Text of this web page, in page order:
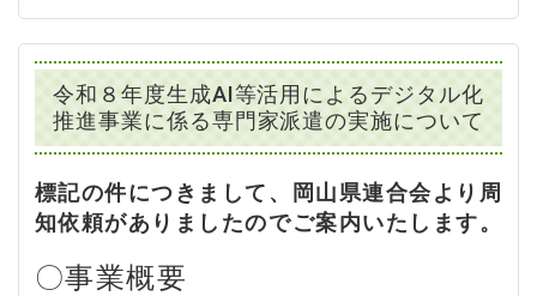
令和８年度生成AI等活用によるデジタル化
推進事業に係る専門家派遣の実施について
標記の件につきまして、岡山県連合会より周
知依頼がありましたのでご案内いたします。
〇事業概要